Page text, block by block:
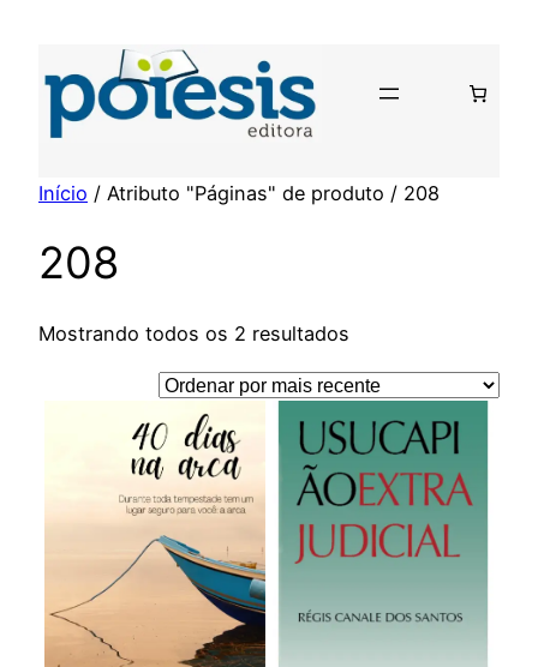
conteúdo
Início / Atributo "Páginas" de produto / 208
208
Mostrando todos os 2 resultados
mais
recente